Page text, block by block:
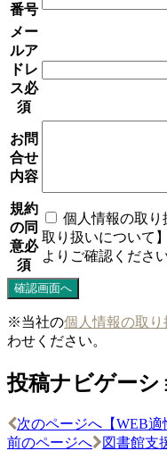
番号
メー
ルア
ドレ
ス必
須
お問
合せ
内容
規約
の同
意必
須
個人情報の取
取り扱いについて
よりご確認ください
※当社の個人情報の取り
わせください。
投稿ナビゲーシ
次のページへ 【WEB
前のページへ
図書館支